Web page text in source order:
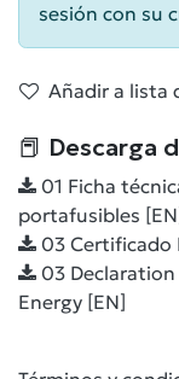
sesión con su
Añadir a lista
📕 Descarga
01 Ficha
portafusibles
03 Certificado
03
Energy [EN]